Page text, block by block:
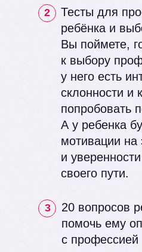
Тесты для
ребёнка и
Вы поймете,
к выбору
у него есть
склонности и
попробовать
А у ребенка
мотивации на
и
своего пути.
2
20 вопросов
помочь ему
с профессией
3